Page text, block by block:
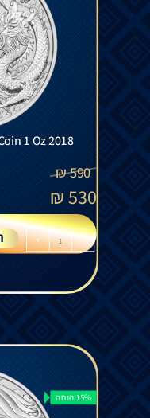
1 Oz 2018
590
₪
530
₪
-
+
15% הנחה